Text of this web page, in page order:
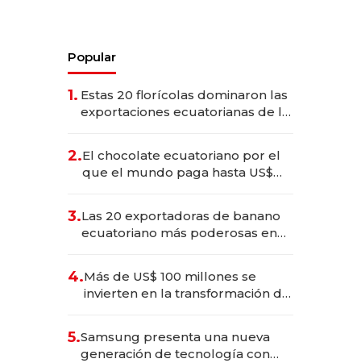
Popular
1. Estas 20 florícolas dominaron las
exportaciones ecuatorianas de la
2.El chocolate ecuatoriano por el
que el mundo paga hasta US$
3.Las 20 exportadoras de banano
ecuatoriano más poderosas en
4.Más de US$ 100 millones se
invierten en la transformación de
5.Samsung presenta una nueva
generación de tecnología con